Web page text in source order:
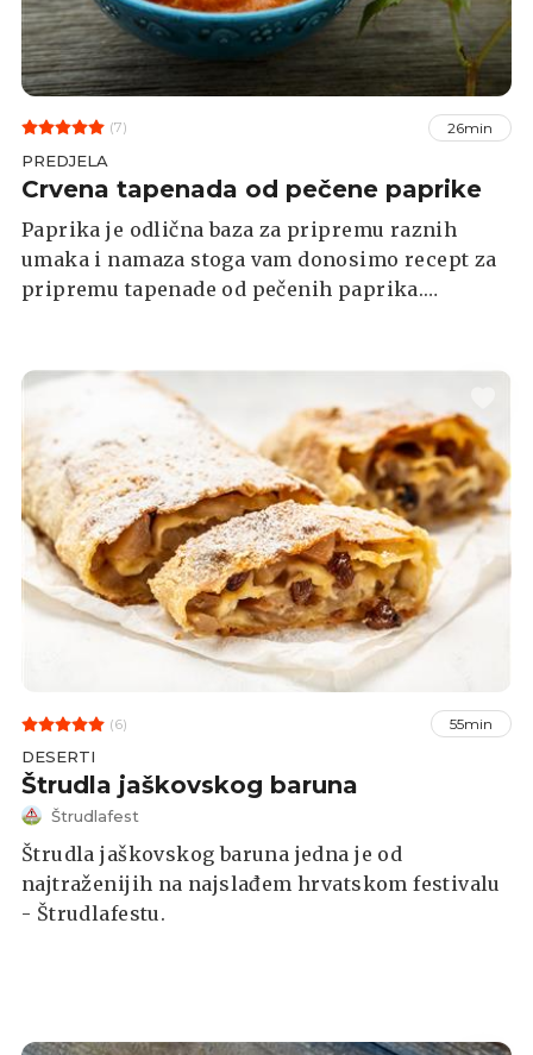
(7) 26min
PREDJELA
Crvena tapenada od pečene paprike
Paprika je odlična baza za pripremu raznih
umaka i namaza stoga vam donosimo recept za
pripremu tapenade od pečenih paprika.
(6) 55min
DESERTI
Štrudla jaškovskog baruna
Štrudlafest
Štrudla jaškovskog baruna jedna je od
najtraženijih na najslađem hrvatskom festivalu
- Štrudlafestu.